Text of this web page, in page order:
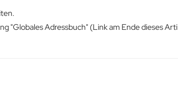
"Globales Adressbuch" (Link am Ende dieses